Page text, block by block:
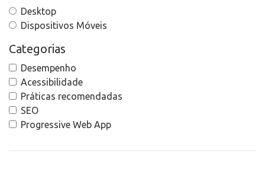
Desktop
Dispositivos Móveis
Categorias
Desempenho
Acessibilidade
Práticas recomendadas
SEO
Progressive Web App